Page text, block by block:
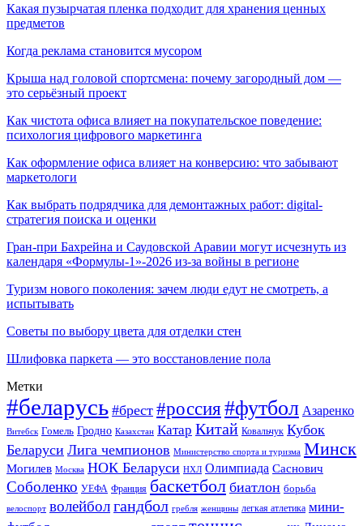
Какая пузырчатая пленка подходит для хранения ценных
предметов
Когда реклама становится мусором
Крыша над головой спортсмена: почему загородный дом —
это серьёзный проект
Как чистота офиса влияет на покупательское поведение:
психология цифрового маркетинга
Как оформление офиса влияет на конверсию: что забывают
маркетологи
Как выбрать подрядчика для демонтажных работ: digital-
стратегия поиска и оценки
Гран-при Бахрейна и Саудовской Аравии могут исчезнуть из
календаря «Формулы-1»-2026 из-за войны в регионе
Туризм нового поколения: зачем люди едут не смотреть, а
испытывать
Советы по выбору цвета для отделки стен
Шлифовка паркета — это восстановление пола
Метки
#беларусь #брест #россия#футбол Азаренко
Витебск Гомель Гродно Казахстан Катар Китай Ковальчук Кубок
Беларуси Лига чемпионов Министерство спорта и туризма Минск
Могилев Москва НОК Беларуси НХЛ Олимпиада Саснович
Соболенко УЕФА Франция баскетбол биатлон борьба
велоспорт волейболгандбол гребля женщины легкая атлетика мини-